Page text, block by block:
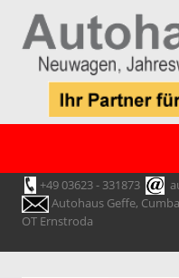
+49 03623 - 331873
Autohaus Geffe,
OT Ernstroda